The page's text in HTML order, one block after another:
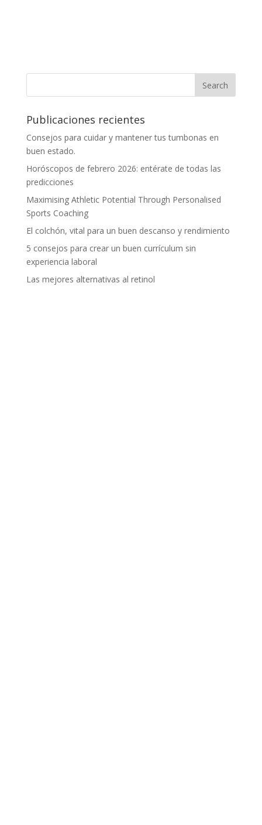
Publicaciones recientes
Consejos para cuidar y mantener tus tumbonas en
buen estado.
Horóscopos de febrero 2026: entérate de todas las
predicciones
Maximising Athletic Potential Through Personalised
Sports Coaching
El colchón, vital para un buen descanso y rendimiento
5 consejos para crear un buen currículum sin
experiencia laboral
Las mejores alternativas al retinol